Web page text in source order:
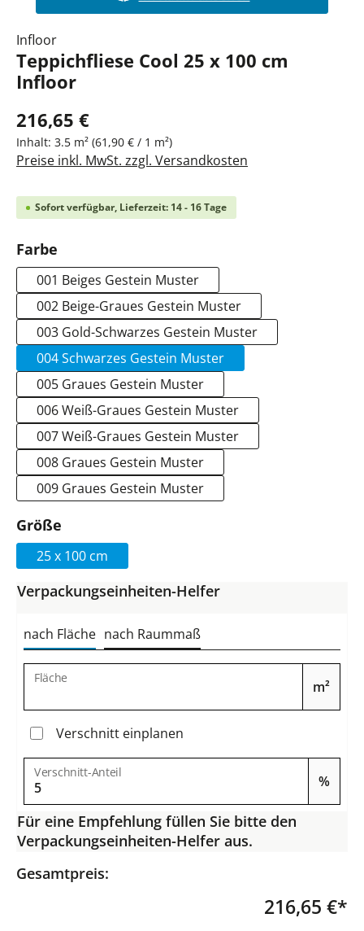
Infloor
Teppichfliese Cool 25 x 100 cm
Infloor
216,65 €
Inhalt: 3.5 m² (61,90 € / 1 m²)
Preise inkl. MwSt. zzgl. Versandkosten
Sofort verfügbar, Lieferzeit: 14 - 16 Tage
Farbe
001 Beiges Gestein Muster
002 Beige-Graues Gestein Muster
003 Gold-Schwarzes Gestein Muster
004 Schwarzes Gestein Muster
005 Graues Gestein Muster
006 Weiß-Graues Gestein Muster
007 Weiß-Graues Gestein Muster
008 Graues Gestein Muster
009 Graues Gestein Muster
Größe
25 x 100 cm
Verpackungseinheiten-Helfer
nach Fläche nach Raummaß
Fläche
m²
Verschnitt einplanen
Verschnitt-Anteil
%
Für eine Empfehlung füllen Sie bitte den
Verpackungseinheiten-Helfer aus.
Gesamtpreis:
216,65 €*